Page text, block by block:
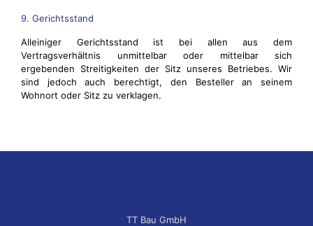
9. Gerichtsstand
Alleiniger Gerichtsstand ist bei allen aus dem
Vertragsverhältnis unmittelbar oder mittelbar sich
ergebenden Streitigkeiten der Sitz unseres Betriebes. Wir
sind jedoch auch berechtigt, den Besteller an seinem
Wohnort oder Sitz zu verklagen.
TT Bau GmbH